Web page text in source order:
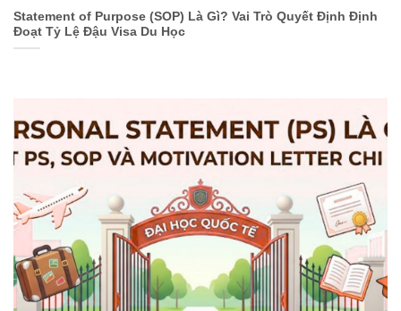
Statement of Purpose (SOP) Là Gì? Vai Trò Quyết Định Định
Đoạt Tỷ Lệ Đậu Visa Du Học